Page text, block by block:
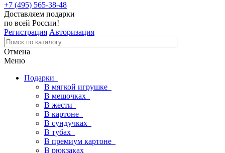
+7 (495) 565-38-48
Доставляем подарки
по всей России!
Регистрация Авторизация
Отмена
Меню
Подарки
В мягкой игрушке
В мешочках
В жести
В картоне
В сундучках
В тубах
В премиум картоне
В рюкзаках